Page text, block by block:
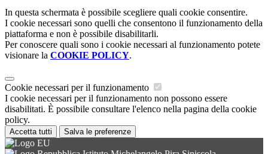
In questa schermata è possibile scegliere quali cookie consentire.
I cookie necessari sono quelli che consentono il funzionamento della
piattaforma e non è possibile disabilitarli.
Per conoscere quali sono i cookie necessari al funzionamento potete
visionare la COOKIE POLICY.
Cookie necessari per il funzionamento
I cookie necessari per il funzionamento non possono essere
disabilitati. È possibile consultare l'elenco nella pagina della cookie
policy.
Accetta tutti Salva le preferenze